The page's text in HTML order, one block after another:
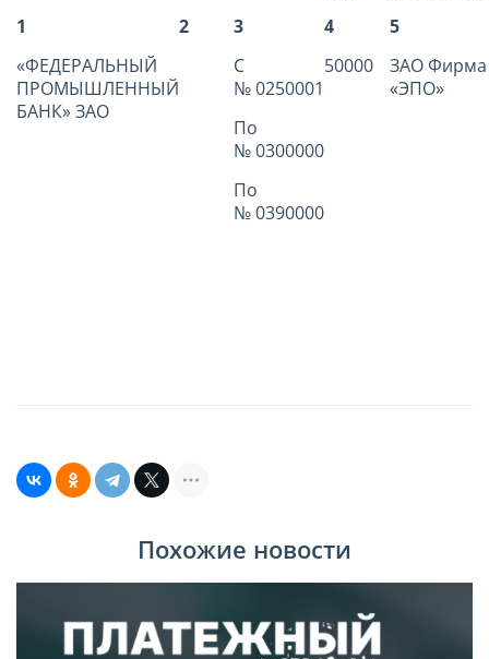
1
2 3 4
5
«ФЕДЕРАЛЬНЫЙ
ПРОМЫШЛЕННЫЙ
БАНК» ЗАО
С
№ 0250001
50000
ЗАО Фирма
«ЭПО»
По
№ 0300000
По
№ 0390000
Похожие новости